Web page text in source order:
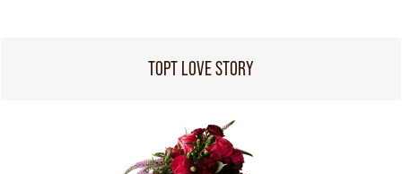
ТОРТ LOVE STORY